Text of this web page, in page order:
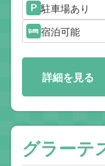
駐車場あり
宿泊可能
詳細を見る
グラーテ